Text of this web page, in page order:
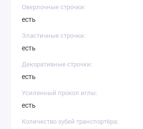
Оверлочные строчки:
есть
Эластичные строчки:
есть
Декоративные строчки:
есть
Усиленный прокол иглы:
есть
Количество зубей транспортёра: